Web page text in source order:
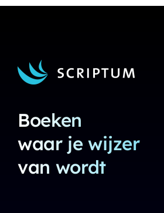
Boeken
waar je wijzer
van wordt